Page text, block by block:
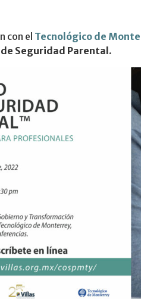
con el Tecnológico de
Seguridad Parental.